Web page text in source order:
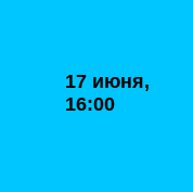
17 июня,
16:00